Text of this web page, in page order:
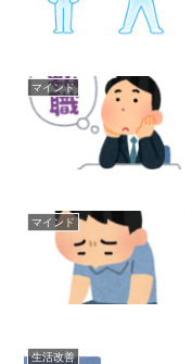
マインド
マインド
生活改善